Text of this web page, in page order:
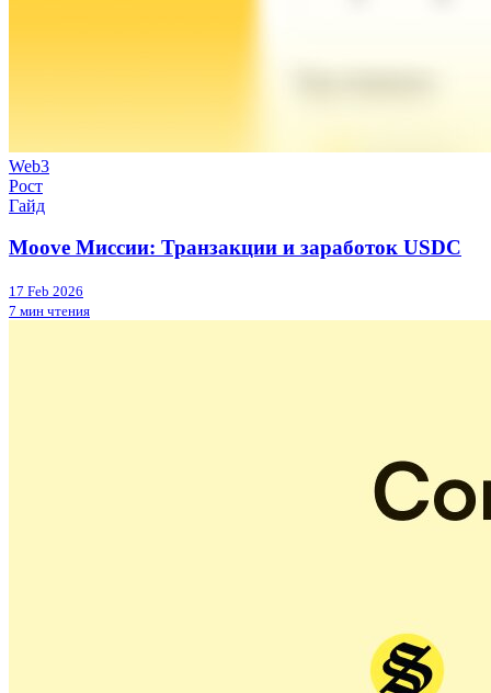
Web3
Рост
Гайд
Moove Миссии: Транзакции и заработок USDC
17 Feb 2026
7 мин чтения